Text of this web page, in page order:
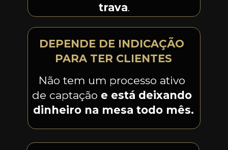
trava.
DEPENDE DE INDICAÇÃO
PARA TER CLIENTES
Não tem um processo ativo
de captação e está deixando
dinheiro na mesa todo mês.